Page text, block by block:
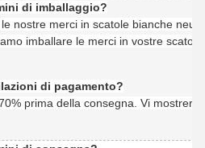
di imballaggio?
nostre merci in scatole bianche
imballare le merci in vostre
di pagamento?
prima della consegna. Vi